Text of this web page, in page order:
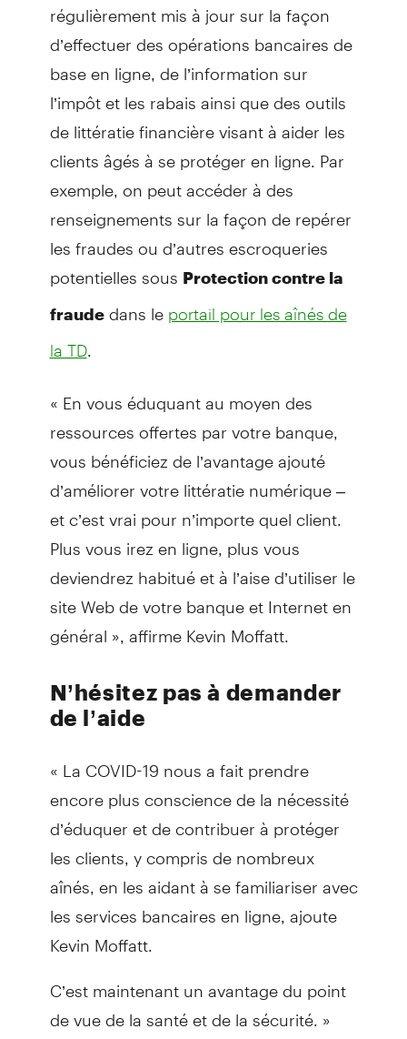
régulièrement mis à jour sur la façon
d’effectuer des opérations bancaires de
base en ligne, de l’information sur
l’impôt et les rabais ainsi que des outils
de littératie financière visant à aider les
clients âgés à se protéger en ligne. Par
exemple, on peut accéder à des
renseignements sur la façon de repérer
les fraudes ou d’autres escroqueries
potentielles sous Protection contre la
fraudedans le portail pour les aînés de
la TD.
« En vous éduquant au moyen des
ressources offertes par votre banque,
vous bénéficiez de l’avantage ajouté
d’améliorer votre littératie numérique –
et c’est vrai pour n’importe quel client.
Plus vous irez en ligne, plus vous
deviendrez habitué et à l’aise d’utiliser le
site Web de votre banque et Internet en
général », affirme Kevin Moffatt.
N’hésitez pas à demander
de l’aide
« La COVID-19 nous a fait prendre
encore plus conscience de la nécessité
d’éduquer et de contribuer à protéger
les clients, y compris de nombreux
aînés, en les aidant à se familiariser avec
les services bancaires en ligne, ajoute
Kevin Moffatt.
C’est maintenant un avantage du point
de vue de la santé et de la sécurité. »